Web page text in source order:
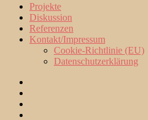
Projekte
Diskussion
Referenzen
Kontakt/Impressum
Cookie-Richtlinie (EU)
Datenschutzerklärung